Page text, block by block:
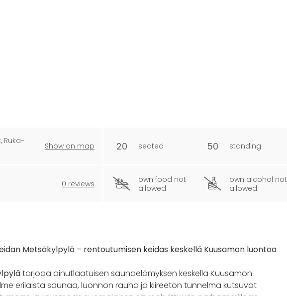
, Ruka-
Show on map
0 reviews
20 seated 50 standing
own food not
allowed
own alcohol not
allowed
Metsäkylpylä – rentoutumisen keidas keskellä Kuusamon luontoa
tarjoaa ainutlaatuisen saunaelämyksen keskellä Kuusamon
erilaista saunaa, luonnon rauha ja kiireetön tunnelma kutsuvat